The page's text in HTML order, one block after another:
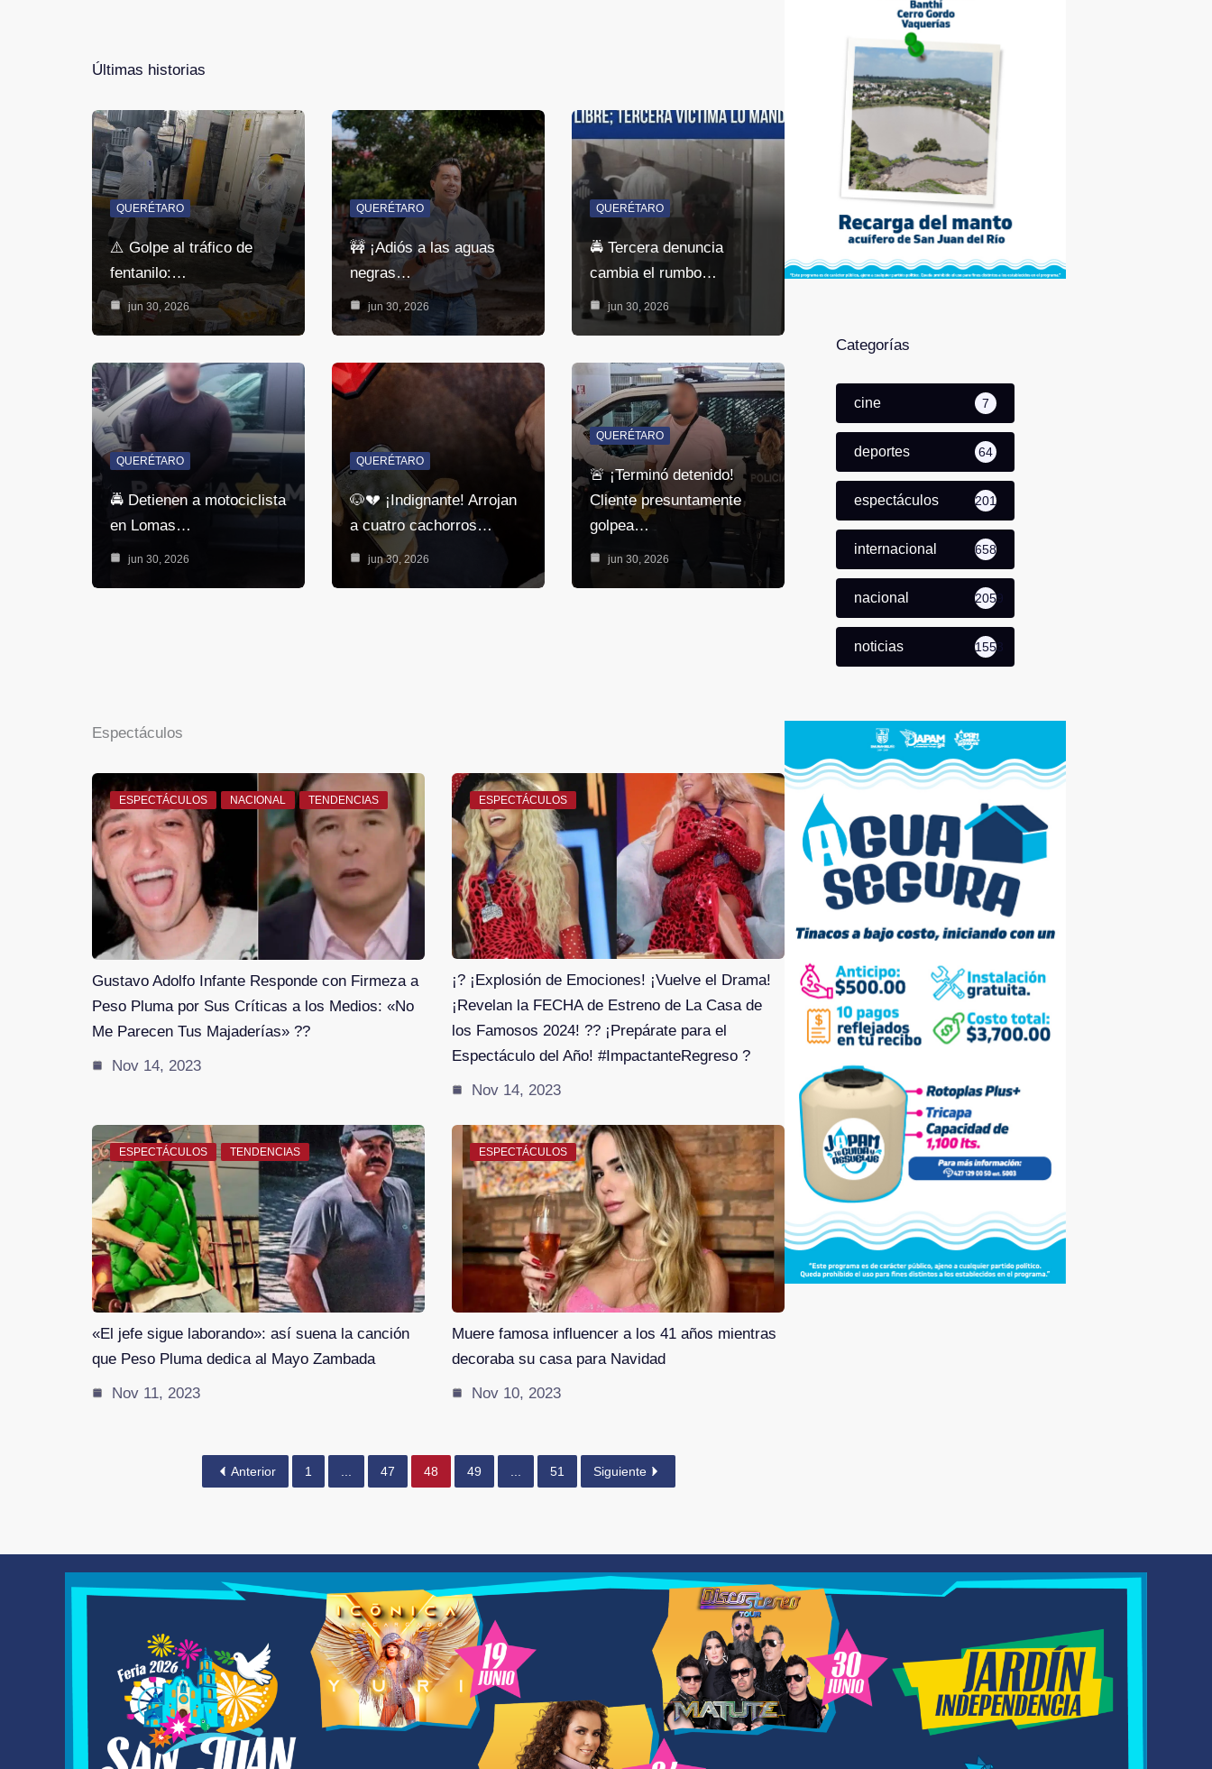
Últimas historias
QUERÉTARO
⚠️ Golpe al tráfico de
fentanilo:…
jun 30, 2026
QUERÉTARO
🚧 ¡Adiós a las aguas
negras…
jun 30, 2026
QUERÉTARO
🚔 Tercera denuncia
cambia el rumbo…
jun 30, 2026
QUERÉTARO
🚔 Detienen a motociclista
en Lomas…
jun 30, 2026
QUERÉTARO
🐶💔 ¡Indignante! Arrojan
a cuatro cachorros…
jun 30, 2026
QUERÉTARO
🚨 ¡Terminó detenido!
Cliente presuntamente
golpea…
jun 30, 2026
Categorías
cine 7
deportes 64
espectáculos 201
internacional 658
nacional 2059
noticias 1553
Espectáculos
ESPECTÁCULOS NACIONAL TENDENCIAS
Gustavo Adolfo Infante Responde con Firmeza a
Peso Pluma por Sus Críticas a los Medios: «No
Me Parecen Tus Majaderías» ?️?
Nov 14, 2023
ESPECTÁCULOS
¡? ¡Explosión de Emociones! ¡Vuelve el Drama!
¡Revelan la FECHA de Estreno de La Casa de
los Famosos 2024! ?? ¡Prepárate para el
Espectáculo del Año! #ImpactanteRegreso ?
Nov 14, 2023
ESPECTÁCULOS TENDENCIAS
«El jefe sigue laborando»: así suena la canción
que Peso Pluma dedica al Mayo Zambada
Nov 11, 2023
ESPECTÁCULOS
Muere famosa influencer a los 41 años mientras
decoraba su casa para Navidad
Nov 10, 2023
Anterior 1 47 48 49 51 Siguiente